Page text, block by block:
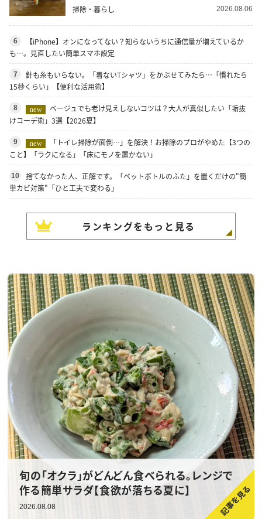
掃除・暮らし 2026.08.06
6
【iPhone】オンになってない？知らないうちに通信量が増えているか
も…。見直したい簡単スマホ設定
7
針も糸もいらない。「着ないTシャツ」をかぶせてみたら…「慣れたら
15秒くらい」【便利な活用術】
8 new
ベージュでも老け見えしないコツは？大人が真似したい「垢抜
けコーデ術」3選【2026夏】
9 new
「トイレ掃除が面倒…」を解決！お掃除のプロがやめた【3つの
こと】「ラクになる」「床にモノを置かない」
10
捨てなかった人、正解です。「ペットボトルのふた」を置くだけの"簡
単カビ対策"「ひと工夫で変わる」
ランキングをもっと見る
旬の「オクラ」がどんどん食べられる。レンジで
作る簡単サラダ【食欲が落ちる夏に】
2026.08.08